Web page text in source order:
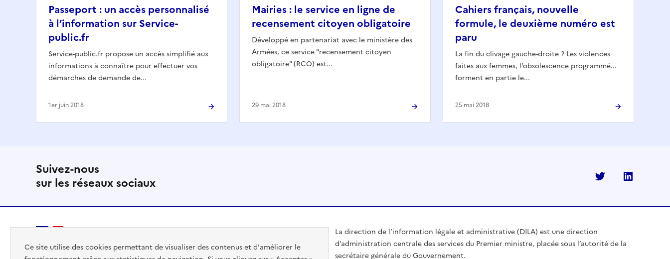
Ce site utilise des cookies permettant de visualiser des contenus et d'améliorer le
Passeport : un accès personnalisé
à l’information sur Service-
public.fr
Service-public.fr propose un accès simplifié aux
informations à connaître pour effectuer vos
démarches de demande de...
1er juin 2018
Mairies : le service en ligne de
recensement citoyen obligatoire
Développé en partenariat avec le ministère des
Armées, ce service "recensement citoyen
obligatoire" (RCO) est...
29 mai 2018
Cahiers français, nouvelle
formule, le deuxième numéro est
paru
La fin du clivage gauche-droite ? Les violences
faites aux femmes, l’obsolescence programmé...
forment en partie le...
25 mai 2018
Suivez-nous
sur les réseaux sociaux
Twitter
PREMIER
MINISTRE
La direction de l’information légale et administrative (DILA) est une direction
d’administration centrale des services du Premier ministre, placée sous l’autorité de la
secrétaire générale du Gouvernement.